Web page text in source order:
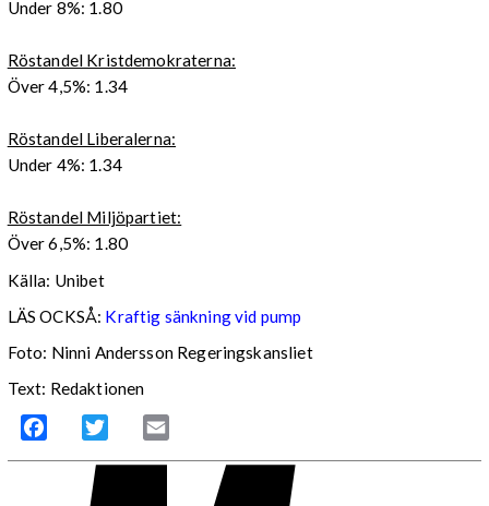
Under 8%: 1.80
Röstandel Kristdemokraterna:
Över 4,5%: 1.34
Röstandel Liberalerna:
Under 4%: 1.34
Röstandel Miljöpartiet:
Över 6,5%: 1.80
Källa: Unibet
LÄS OCKSÅ: Kraftig sänkning vid pump
Foto: Ninni Andersson Regeringskansliet
Text: Redaktionen
Facebook Twitter